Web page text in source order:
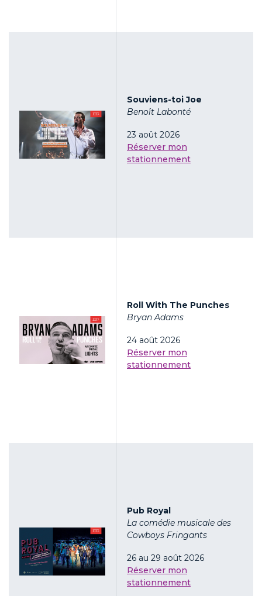
Souviens-toi Joe
Benoît Labonté
23 août 2026
Réserver mon
stationnement
Roll With The Punches
Bryan Adams
24 août 2026
Réserver mon
stationnement
Pub Royal
La comédie musicale des
Cowboys Fringants
26 au 29 août 2026
Réserver mon
stationnement